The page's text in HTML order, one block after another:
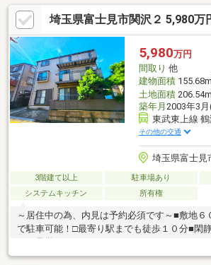
率・防音性が高く 生活感を抑えられる・愛
付き車庫■周辺環境・スーパーカスミ：徒歩4分
ン：徒歩5分・ウエルシア：徒歩5分・ららぽ
6分・関沢小学校：徒歩11分・西中学校：徒歩
きらり保育園：徒歩9分・なしくぼ公園：徒歩6
埼玉県富士見市関沢２ 5,980万
5,980万円
間取り 他
建物面積155.68m
土地面積206.54m
築年月 2003年3
東武東上線
その他の交通
埼玉県富士見
3階建て以上 駐車場あり
システムキッチン
所有権
～居住中の為、内見は予約必須です～■敷地６
で駐車可能！□最寄り駅までも徒歩１０分■閑